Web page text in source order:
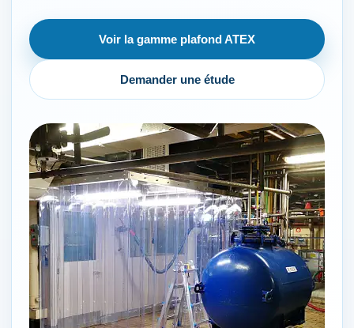
Voir la gamme plafond ATEX
Demander une étude